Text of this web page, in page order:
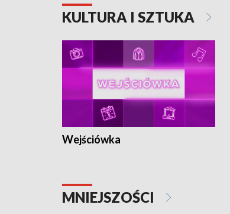
KULTURA I SZTUKA
Wejściówka
MNIEJSZOŚCI